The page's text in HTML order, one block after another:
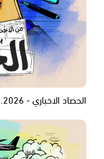
الحصاد الاخباري - 30.07.2026